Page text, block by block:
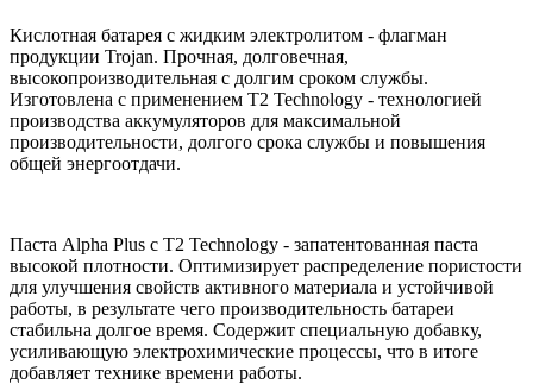
Кислотная батарея с жидким электролитом - флагман
продукции Trojan. Прочная, долговечная,
высокопроизводительная с долгим сроком службы.
Изготовлена с применением T2 Technology - технологией
производства аккумуляторов для максимальной
производительности, долгого срока службы и повышения
общей энергоотдачи.
Паста Alpha Plus с T2 Technology - запатентованная паста
высокой плотности. Оптимизирует распределение пористости
для улучшения свойств активного материала и устойчивой
работы, в результате чего производительность батареи
стабильна долгое время. Содержит специальную добавку,
усиливающую электрохимические процессы, что в итоге
добавляет технике времени работы.